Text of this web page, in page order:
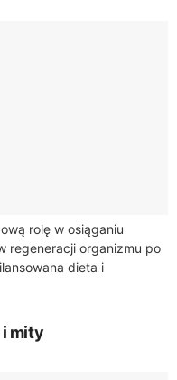
rolę w osiąganiu
regeneracji organizmu po
dieta i
i mity